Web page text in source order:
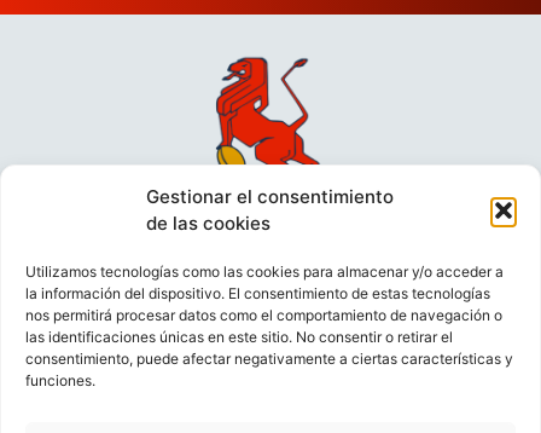
Gestionar el consentimiento
de las cookies
Utilizamos tecnologías como las cookies para almacenar y/o acceder a
la información del dispositivo. El consentimiento de estas tecnologías
nos permitirá procesar datos como el comportamiento de navegación o
las identificaciones únicas en este sitio. No consentir o retirar el
consentimiento, puede afectar negativamente a ciertas características y
funciones.